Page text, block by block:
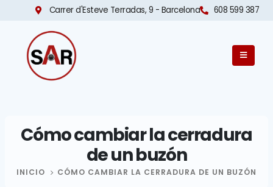
Carrer d'Esteve Terradas, 9 - Barcelona​ 608 599 387
Cómo cambiar la cerradura
de un buzón
INICIO CÓMO CAMBIAR LA CERRADURA DE UN BUZÓN